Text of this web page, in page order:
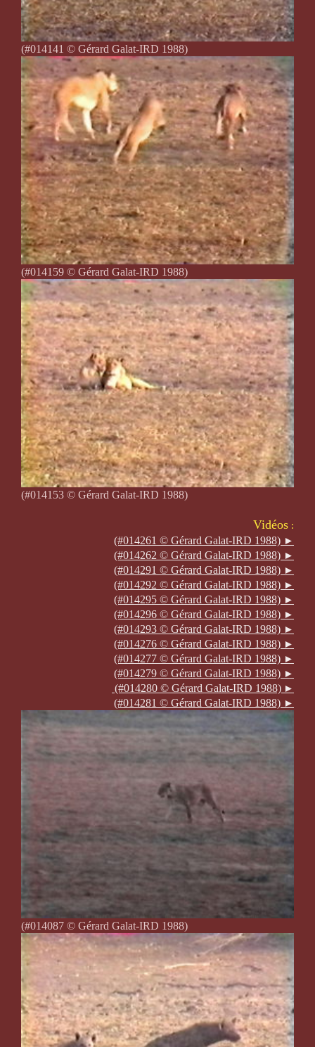
(#014141 © Gérard Galat-IRD 1988)
(#014159 © Gérard Galat-IRD 1988)
(#014153 © Gérard Galat-IRD 1988)
Vidéos :
(#014261 © Gérard Galat-IRD 1988) ►
(#014262 © Gérard Galat-IRD 1988) ►
(#014291 © Gérard Galat-IRD 1988) ►
(#014292 © Gérard Galat-IRD 1988) ►
(#014295 © Gérard Galat-IRD 1988) ►
(#014296 © Gérard Galat-IRD 1988) ►
(#014293 © Gérard Galat-IRD 1988) ►
(#014276 © Gérard Galat-IRD 1988) ►
(#014277 © Gérard Galat-IRD 1988) ►
(#014279 © Gérard Galat-IRD 1988) ►
(#014280 © Gérard Galat-IRD 1988) ►
(#014281 © Gérard Galat-IRD 1988) ►
(#014087 © Gérard Galat-IRD 1988)